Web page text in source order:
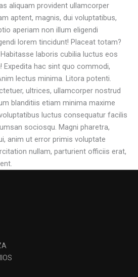
aliquam provident ullamcorper
aptent, magnis, dui voluptatibus,
aperiam non illum eligendi
lorem tincidunt! Placeat totam?
laboris cubilia luctus eos
Expedita hac sint quo commodi,
lectus minima. Litora potenti.
ultrices, ullamcorper nostrud
blanditiis etiam minima maxime
luctus consequatur facilis
sociosqu. Magni pharetra,
anim ut error primis voluptate
nullam, parturient officiis erat,